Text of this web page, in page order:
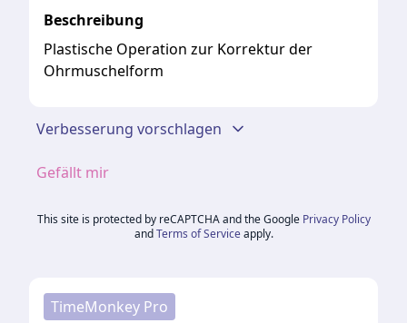
Beschreibung
Plastische Operation zur Korrektur der
Ohrmuschelform
Verbesserung vorschlagen
Gefällt mir
This site is protected by reCAPTCHA and the Google Privacy Policy
and Terms of Service apply.
TimeMonkey Pro